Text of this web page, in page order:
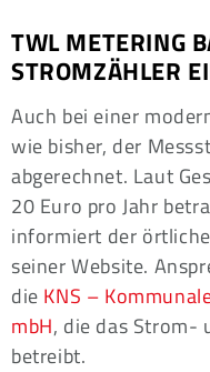
TWL METERING
STROMZÄHLER
Auch bei einer
wie bisher, der
abgerechnet. Laut
20 Euro pro Jahr
informiert der
seiner Website.
die KNS –
mbH, die das Strom-
betreibt.